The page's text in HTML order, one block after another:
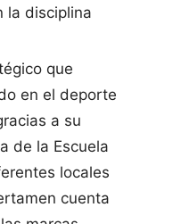
la disciplina
que
en el deporte
a su
de la Escuela
locales
cuenta